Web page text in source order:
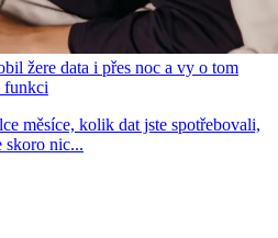
žere data i přes noc a vy o tom
funkci
měsíce, kolik dat jste spotřebovali,
skoro nic...